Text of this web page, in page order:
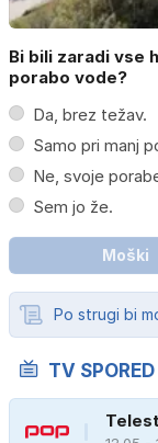
Bi bili zaradi vse
porabo vode?
Da, brez težav.
Samo pri manj
Ne, svoje
Sem jo že.
Moški
Po strugi bi
TV SPORED